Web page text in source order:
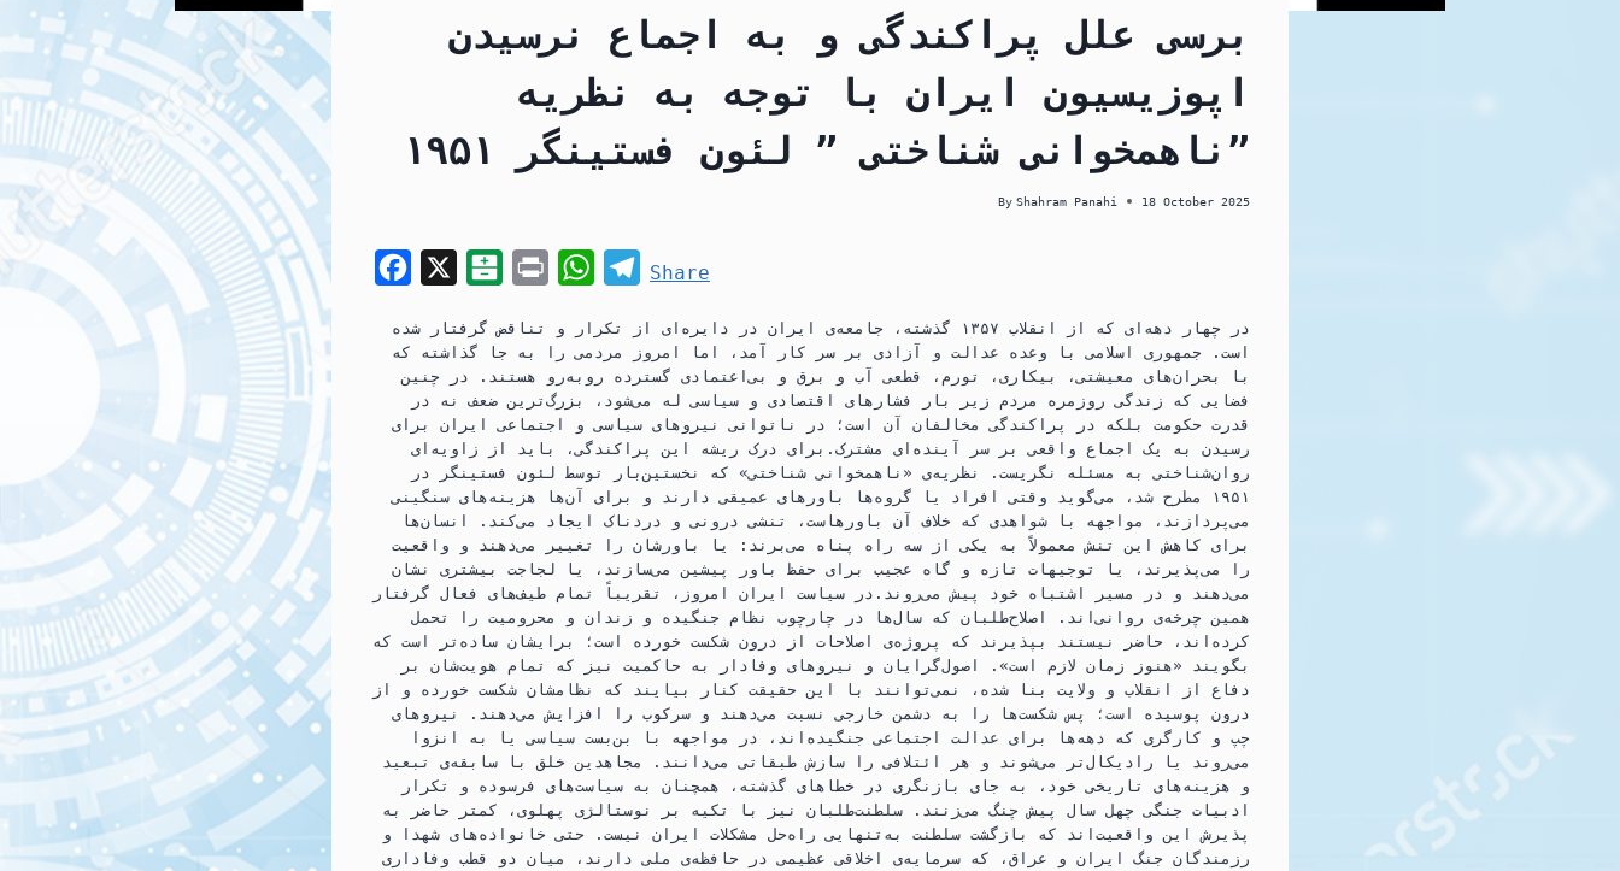
برسی علل پراکندگی و به اجماع نرسیدن
اپوزیسیون ایران با توجه به نظریه
ناهمخوانی شناختی ” لئون فستینگر ۱۹۵۱”
By Shahram Panahi 18 October 2025
c
e
b
o
o
k
l
a
t
a
r
i
n
i
n
t
a
t
s
A
p
p
T
l
e
g
r
a
m
Share
در چهار دهه‌ای که از انقلاب ۱۳۵۷ گذشته، جامعه‌ی ایران در دایره‌ای از تکرار و تناقض گرفتار شده
است. جمهوری اسلامی با وعده عدالت و آزادی بر سر کار آمد، اما امروز مردمی را به جا گذاشته که
با بحران‌های معیشتی، بیکاری، تورم، قطعی آب و برق و بی‌اعتمادی گسترده روبه‌رو هستند. در چنین
فضایی که زندگی روزمره مردم زیر بار فشارهای اقتصادی و سیاسی له می‌شود، بزرگ‌ترین ضعف نه در
قدرت حکومت بلکه در پراکندگی مخالفان آن است؛ در ناتوانی نیروهای سیاسی و اجتماعی ایران برای
رسیدن به یک اجماع واقعی بر سر آینده‌ای مشترک.برای درک ریشه این پراکندگی، باید از زاویه‌ای
روان‌شناختی به مسئله نگریست. نظریه‌ی «ناهمخوانی شناختی» که نخستین‌بار توسط لئون فستینگر در
۱۹۵۱ مطرح شد، می‌گوید وقتی افراد یا گروه‌ها باورهای عمیقی دارند و برای آن‌ها هزینه‌های سنگینی
می‌پردازند، مواجهه با شواهدی که خلاف آن باورهاست، تنشی درونی و دردناک ایجاد می‌کند. انسان‌ها
برای کاهش این تنش معمولاً به یکی از سه راه پناه می‌برند: یا باورشان را تغییر می‌دهند و واقعیت
را می‌پذیرند، یا توجیهات تازه و گاه عجیب برای حفظ باور پیشین می‌سازند، یا لجاجت بیشتری نشان
می‌دهند و در مسیر اشتباه خود پیش می‌روند.در سیاست ایران امروز، تقریباً تمام طیف‌های فعال گرفتار
همین چرخه‌ی روانی‌اند. اصلاح‌طلبان که سال‌ها در چارچوب نظام جنگیده و زندان و محرومیت را تحمل
کرده‌اند، حاضر نیستند بپذیرند که پروژه‌ی اصلاحات از درون شکست خورده است؛ برایشان ساده‌تر است که
بگویند «هنوز زمان لازم است». اصول‌گرایان و نیروهای وفادار به حاکمیت نیز که تمام هویت‌شان بر
دفاع از انقلاب و ولایت بنا شده، نمی‌توانند با این حقیقت کنار بیایند که نظامشان شکست خورده و از
درون پوسیده است؛ پس شکست‌ها را به دشمن خارجی نسبت می‌دهند و سرکوب را افزایش می‌دهند. نیروهای
چپ و کارگری که دهه‌ها برای عدالت اجتماعی جنگیده‌اند، در مواجهه با بن‌بست سیاسی یا به انزوا
می‌روند یا رادیکال‌تر می‌شوند و هر ائتلافی را سازش طبقاتی می‌دانند. مجاهدین خلق با سابقه‌ی تبعید
و هزینه‌های تاریخی خود، به جای بازنگری در خطاهای گذشته، همچنان به سیاست‌های فرسوده و تکرار
ادبیات جنگی چهل سال پیش چنگ می‌زنند. سلطنت‌طلبان نیز با تکیه بر نوستالژی پهلوی، کمتر حاضر به
پذیرش این واقعیت‌اند که بازگشت سلطنت به‌تنهایی راه‌حل مشکلات ایران نیست. حتی خانواده‌های شهدا و
رزمندگان جنگ ایران و عراق، که سرمایه‌ی اخلاقی عظیمی در حافظه‌ی ملی دارند، میان دو قطب وفاداری